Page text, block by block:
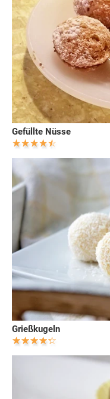
Gefüllte Nüsse
Grießkugeln